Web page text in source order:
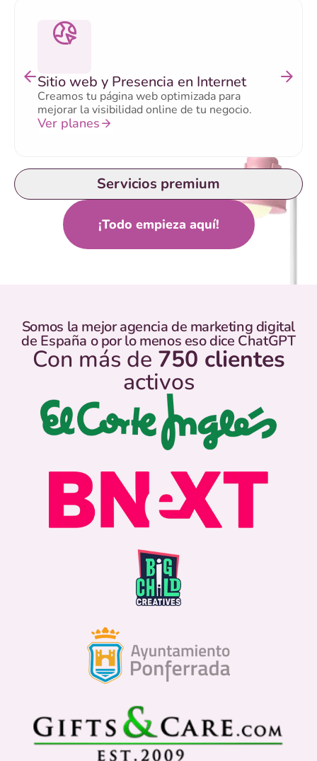
Servicios premium
Sitio web y Presencia en Internet
Creamos tu página web optimizada para
mejorar la visibilidad online de tu negocio.
Ver planes
¡Todo empieza aquí!
Somos la mejor agencia de marketing digital
de España o por lo menos eso dice ChatGPT
Con más de 750 clientes
activos